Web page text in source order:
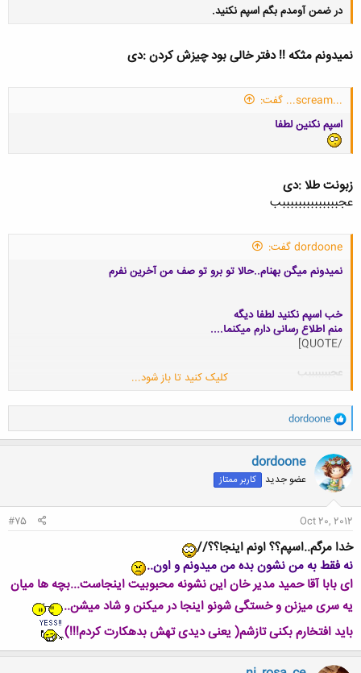
در ضمن آومدم بگم اسپم نکنید.
نمیدونم مثکه !! دفتر خالی بود چیزش کردن :دی
...scream... گفت:
اسپم نکنین لطفا
زبونت طلا :دی
عجببببببببببببببب
dordoone گفت:
نمیدونم میگن بهنام..حالا تو برو تو صف من آخرین نفرم
خب اسپم نکنید لطفا دیگه
منم اطلاع رسانی دارم میکنما....
/QUOTE]
عجبببببببب
ni_rosa_ce گفت:
اسپـــــــــــــــــممممم نکنید
کلیک کنید تا باز شود...
من اخر میزنم میکشمتا رزا :دی
میثم... گفت:
حمــــــــــــید!!!!
تولدت مبارک
کلیک کنید تا باز شود...
به هر نحوی ینی اسپم ... :دی
مرسی مرسی میثم جان لطف کردی :
کلیک کنید تا باز شود...
و
ا
ک
ن
ش
ه
ا
dordoone
dordoone
عضو جدید کاربر ممتاز
Oct 20, 2012
#75
خدا مرگم..اسپم؟؟ اونم اینجا؟؟//
نه فقط به من نشون بده من میدونم و اون..
ای بابا آقا حمید مدیر خان این نشونه محبوبیت اینجاست...بچه ها میان
یه سری میزنن و خستگی شونو اینجا در میکنن و شاد میشن..
باید افتخارم بکنی تازشم( یعنی دیدی تهش بدهکارت کردم!!!)